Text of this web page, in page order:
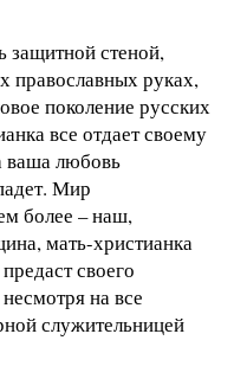
защитной стеной,
православных руках,
поколение русских
все отдает своему
ваша любовь
Мир
более – наш,
мать-христианка
своего
на все
служительницей